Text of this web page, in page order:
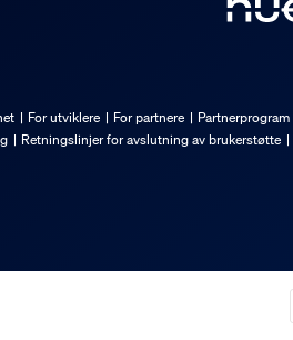
For utviklere For partnere Partnerprogram
Retningslinjer for avslutning av brukerstøtte